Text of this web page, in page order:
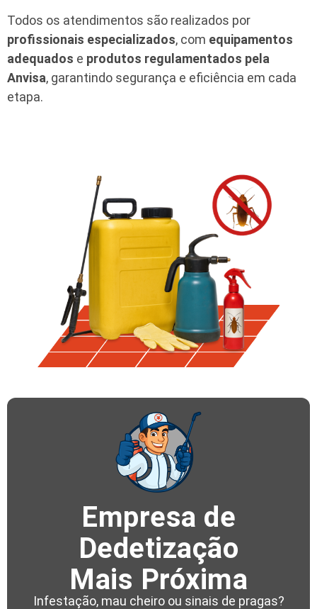
Todos os atendimentos são realizados por
profissionais especializados, com equipamentos
adequados e produtos regulamentados pela
Anvisa, garantindo segurança e eficiência em cada
etapa.
Empresa de
Dedetização
Mais Próxima
Infestação, mau cheiro ou sinais de pragas?